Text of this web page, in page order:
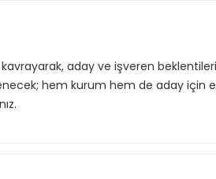
kavrayarak, aday ve işveren
hem kurum hem de aday için